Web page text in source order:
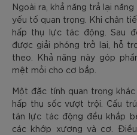
Ngoài ra, khả năng trả lại
yếu tố quan trọng. Khi chân
hấp thụ lực tác động. Sau
được giải phóng trở lại, hỗ
theo. Khả năng này góp
mệt mỏi cho cơ bắp.
Một đặc tính quan trọng
hấp thụ sốc vượt trội. Cấu
tán lực tác động đều khắp
các khớp xương và cơ.